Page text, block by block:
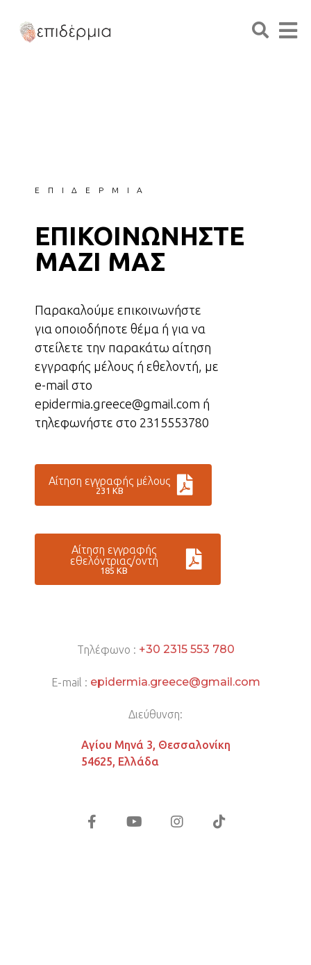
ΕΠΙΔΕΡΜΙΑ
ΕΠΙΚΟΙΝΩΝΗΣΤΕ
ΜΑΖΙ ΜΑΣ
Παρακαλούμε επικοινωνήστε
για οποιοδήποτε θέμα ή για να
στείλετε την παρακάτω αίτηση
εγγραφής μέλους ή εθελοντή, με
e-mail στο
epidermia.greece@gmail.com ή
τηλεφωνήστε στο 2315553780
Αίτηση εγγραφής μέλους
231 KB
Αίτηση εγγραφής
εθελόντριας/οντή
185 KB
Τηλέφωνο : +30 2315 553 780
E-mail : epidermia.greece@gmail.com
Διεύθυνση:
Αγίου Μηνά 3, Θεσσαλονίκη
54625, Ελλάδα